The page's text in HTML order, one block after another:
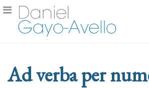
Ad verba per